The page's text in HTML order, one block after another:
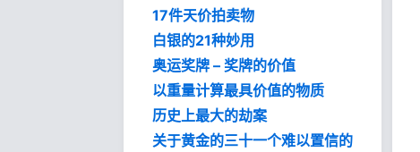
17件天价拍卖物
白银的21种妙用
奥运奖牌 – 奖牌的价值
以重量计算最具价值的物质
历史上最大的劫案
关于黄金的三十一个难以置信的